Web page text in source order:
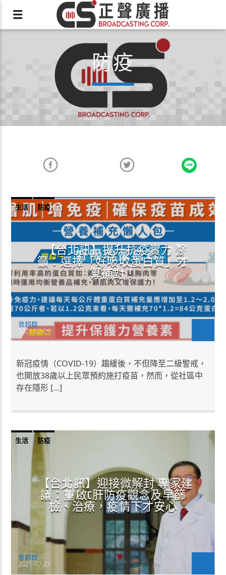
X
防疫
生活 防疫
【台北訊】提升抗疫實力 醫
籲：選擇「好吸收蛋白質」才
算補對！
曾超群
2021-07-29
新冠疫情（COVID-19）趨緩後，不但降至二級警戒，
也開放38歲以上民眾預約施打疫苗，然而，從社區中
存在隱形 […]
生活 防疫
【台北訊】迎接微解封 專家建
議：重啟C肝防疫觀念及早篩
檢、治療，疫情下才安心
曾超群
2021-07-27